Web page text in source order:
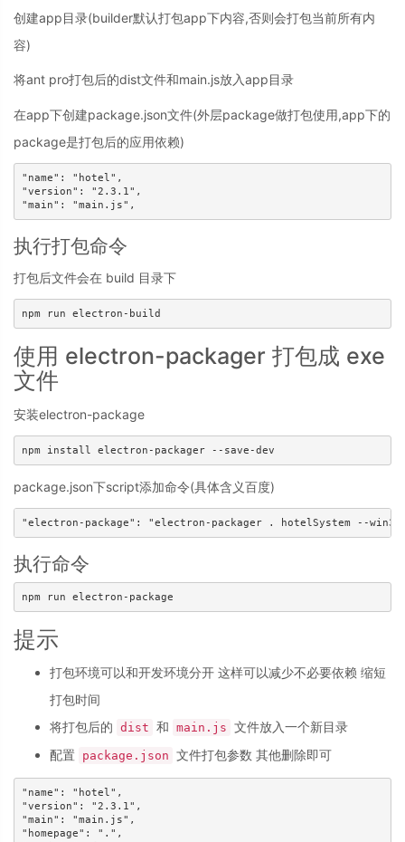
创建app目录(builder默认打包app下内容,否则会打包当前所有内
容)
将ant pro打包后的dist文件和main.js放入app目录
在app下创建package.json文件(外层package做打包使用,app下的
package是打包后的应用依赖)
"name": "hotel",
"version": "2.3.1",
执行打包命令
打包后文件会在 build 目录下
使用 electron-packager 打包成 exe
文件
安装electron-package
package.json下script添加命令(具体含义百度)
执行命令
提示
打包环境可以和开发环境分开 这样可以减少不必要依赖 缩短
打包时间
将打包后的 dist 和 main.js 文件放入一个新目录
配置
package.json 文件打包参数 其他删除即可
"name": "hotel",
"version": "2.3.1",
"main": "main.js",
"homepage": ".",